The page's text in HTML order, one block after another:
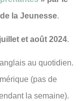
la Jeunesse.
et août 2024.
au quotidien.
(pas de
la semaine).